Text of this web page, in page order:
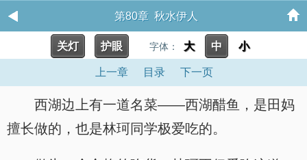
第80章 秋水伊人
关灯 护眼 字体： 大 中 小
上一章 目录 下一页
西湖边上有一道名菜——西湖醋鱼，是田妈
擅长做的，也是林珂同学极爱吃的。